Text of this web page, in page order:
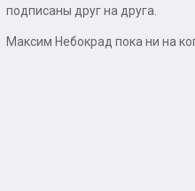
подписаны друг на друга.
Максим Небокрад пока ни на